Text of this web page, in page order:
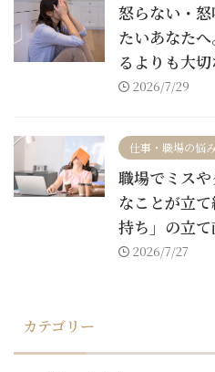
怒らない・
たいあなた
るよりも大切
2026/7/29
仕事・職場の悩み
職場でミス
なことが立
持ち」の立
2026/7/27
カテゴリー